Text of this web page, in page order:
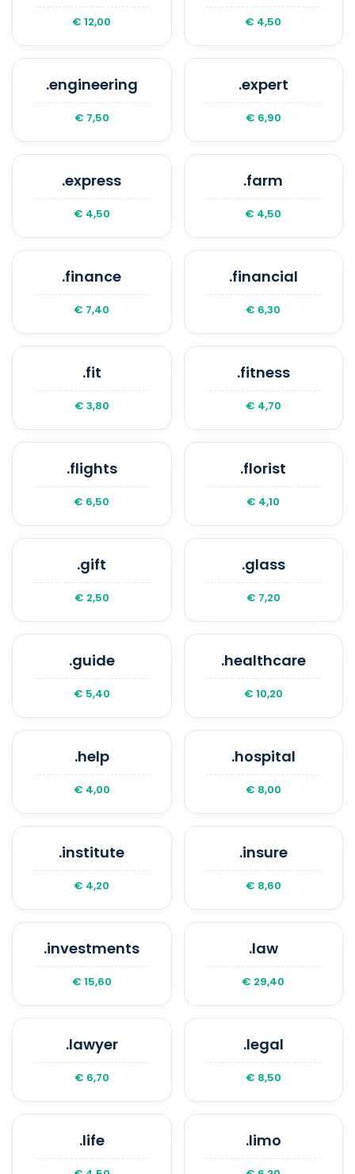
€ 12,00 € 4,50
.engineering
€ 7,50
.expert
€ 6,90
.express
€ 4,50
.farm
€ 4,50
.finance
€ 7,40
.financial
€ 6,30
.fit
€ 3,80
.fitness
€ 4,70
.flights
€ 6,50
.florist
€ 4,10
.gift
€ 2,50
.glass
€ 7,20
.guide
€ 5,40
.healthcare
€ 10,20
.help
€ 4,00
.hospital
€ 8,00
.institute
€ 4,20
.insure
€ 8,60
.investments
€ 15,60
.law
€ 29,40
.lawyer
€ 6,70
.legal
€ 8,50
.life .limo